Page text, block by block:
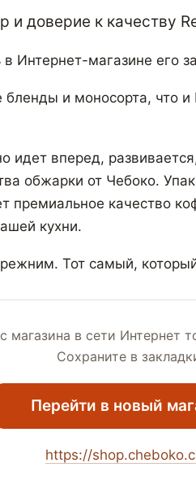
и доверие к качеству
Интернет-магазине его
и моносорта, что и
идет вперед,
обжарки от Чебоко.
премиальное качество
кухни.
Тот самый,
магазина в сети Интернет
Сохраните в
Перейти в новый
https://